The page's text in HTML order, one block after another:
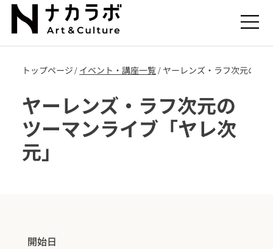
トップページ / ​イベント・講座一覧 / ヤーレンズ・ラフ次元のツ
ヤーレンズ・ラフ次元の
ツーマンライブ「ヤレ次
元」
開始日